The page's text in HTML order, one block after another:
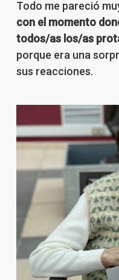
Todo me pareció
con el momento
todos/as los/as
porque era una
sus reacciones.